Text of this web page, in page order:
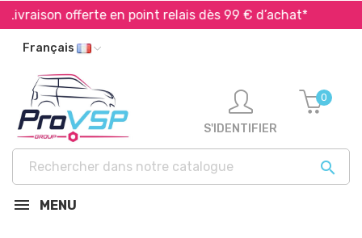
offerte en point relais dès 99 € d’achat*
Français

S'IDENTIFIER
0
MENU